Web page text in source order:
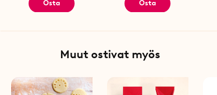
Osta Osta
Muut ostivat myös